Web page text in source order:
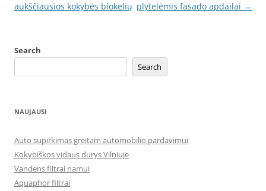
navigation
aukščiausios kokybės blokelių plytelėmis fasado apdailai →
Search
Search
NAUJAUSI
Auto supirkimas greitam automobilio pardavimui
Kokybiškos vidaus durys Vilniuje
Vandens filtrai namui
Aquaphor filtrai